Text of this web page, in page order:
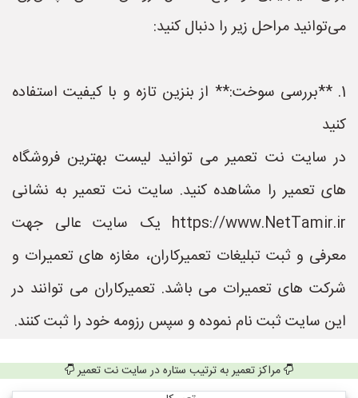
می‌توانید مراحل زیر را دنبال کنید:
1. **بررسی سوخت:** از بنزین تازه و با کیفیت استفاده
کنید
در سایت نت تعمیر می توانید لیست بهترین فروشگاه
های تعمیر را مشاهده کنید. سایت نت تعمیر به نشانی
https://www.NetTamir.ir یک سایت عالی جهت
معرفی و ثبت تبلیغات تعمیرکاران، مغازه های تعمیرات و
شرکت های تعمیرات می باشد. تعمیرکاران می توانند در
این سایت ثبت نام نموده و سپس رزومه خود را ثبت کنند.
مراکز تعمیر به ترتیب ستاره در سایت نت تعمیر